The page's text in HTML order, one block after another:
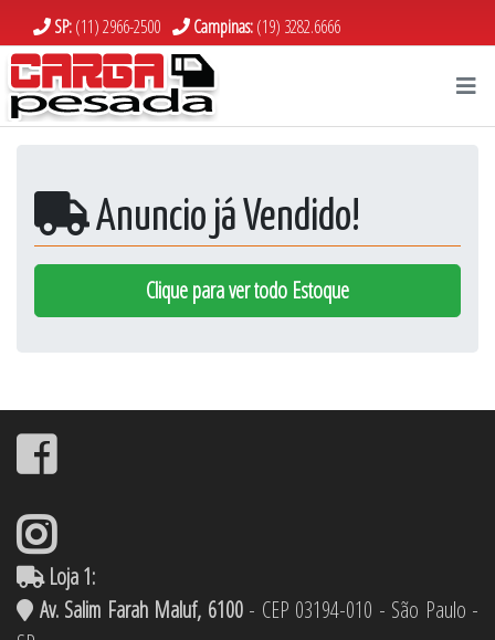
SP:(11) 2966-2500 Campinas:(19) 3282.6666
Anuncio já Vendido!
Clique para ver todo Estoque
Loja 1:
Av. Salim Farah Maluf, 6100- CEP 03194-010 - São Paulo -